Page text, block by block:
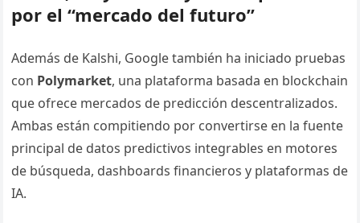
por el “mercado del futuro”
Además de Kalshi, Google también ha iniciado pruebas
con Polymarket, una plataforma basada en blockchain
que ofrece mercados de predicción descentralizados.
Ambas están compitiendo por convertirse en la fuente
principal de datos predictivos integrables en motores
de búsqueda, dashboards financieros y plataformas de
IA.